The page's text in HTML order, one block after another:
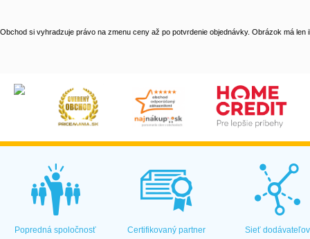
Obchod si vyhradzuje právo na zmenu ceny až po potvrdenie objednávky. Obrázok má len
Popredná spoločnosť Certifikovaný partner Sieť dodávateľov